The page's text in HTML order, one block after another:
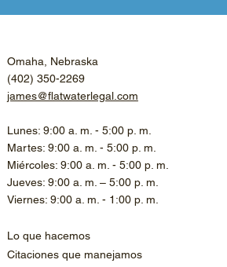
Omaha, Nebraska
(402) 350-2269
james@flatwaterlegal.com
Lunes: 9:00 a. m. - 5:00 p. m.
Martes: 9:00 a. m. - 5:00 p. m.
Miércoles: 9:00 a. m. - 5:00 p. m.
Jueves: 9:00 a. m. – 5:00 p. m.
Viernes: 9:00 a. m. - 1:00 p. m.
Lo que hacemos
Citaciones que manejamos